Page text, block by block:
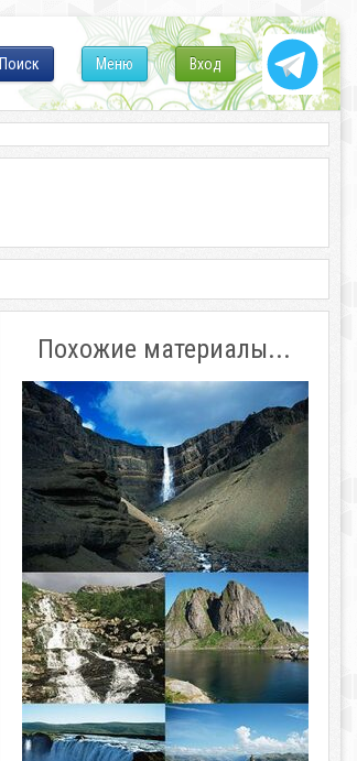
Вход
Меню
Поиск
Похожие материалы...